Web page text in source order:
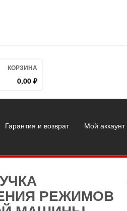
КОРЗИНА
0,00 ₽
Гарантия и возврат Мой аккаунт
РЕЖИМОВ